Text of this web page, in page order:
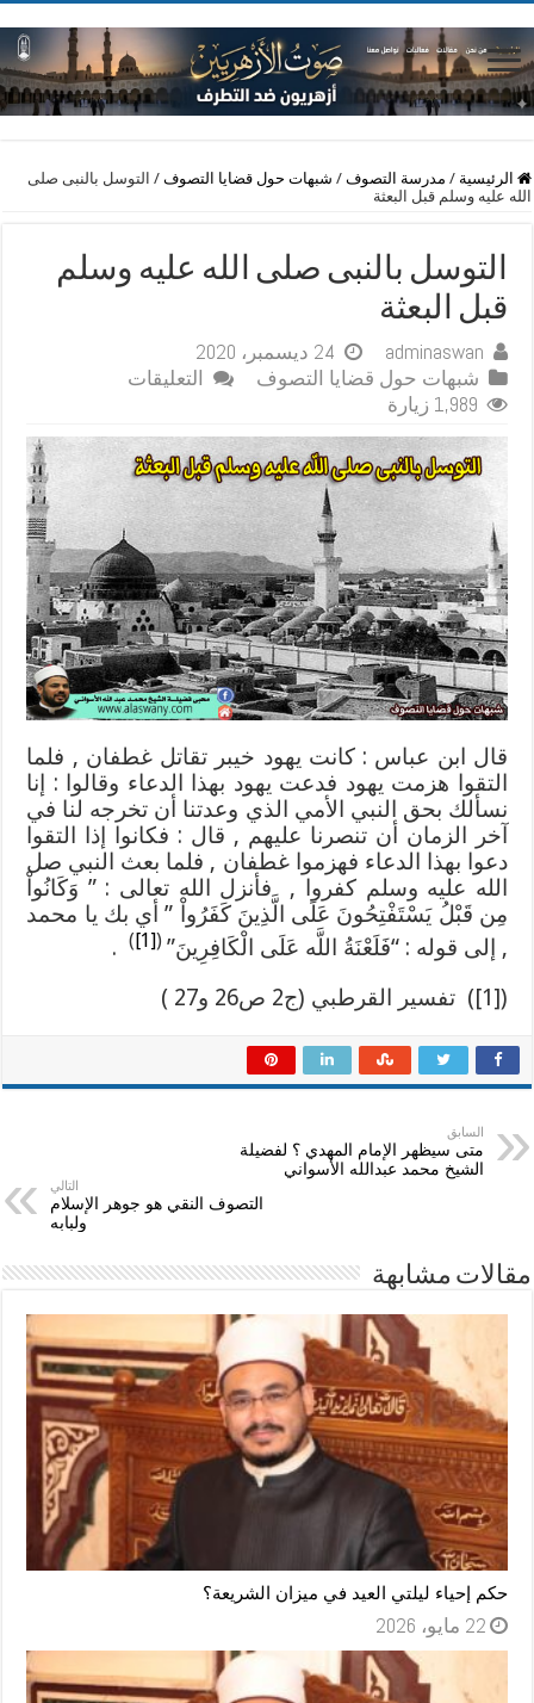
الرئيسية / مدرسة التصوف / شبهات حول قضايا التصوف / التوسل بالنبى صلى
الله عليه وسلم قبل البعثة
التوسل بالنبى صلى الله عليه وسلم
قبل البعثة
adminaswan
24 ديسمبر، 2020
شبهات حول قضايا التصوف
التعليقات
صلى
الله
عليه
وسلم
قبل
البعثة
مغلقة
1,989 زيارة
قال ابن عباس : كانت يهود خيبر تقاتل غطفان , فلما
التقوا هزمت يهود فدعت يهود بهذا الدعاء وقالوا : إنا
نسألك بحق النبي الأمي الذي وعدتنا أن تخرجه لنا في
آخر الزمان أن تنصرنا عليهم , قال : فكانوا إذا التقوا
دعوا بهذا الدعاء فهزموا غطفان , فلما بعث النبي صل
الله عليه وسلم كفروا , فأنزل الله تعالى : ” وَكَانُواْ
مِن قَبْلُ يَسْتَفْتِحُونَ عَلَى الَّذِينَ كَفَرُواْ ” أي بك يا محمد
, إلى قوله : “فَلَعْنَةُ اللَّه عَلَى الْكَافِرِينَ” (
[1]
)
.
([1]) تفسير القرطبي (ج2 ص26 و27 )
السابق
متى سيظهر الإمام المهدي ؟ لفضيلة
الشيخ محمد عبدالله الأسواني
التالي
التصوف النقي هو جوهر الإسلام
ولبابه
مقالات مشابهة
حكم إحياء ليلتي العيد في ميزان الشريعة؟
22 مايو، 2026